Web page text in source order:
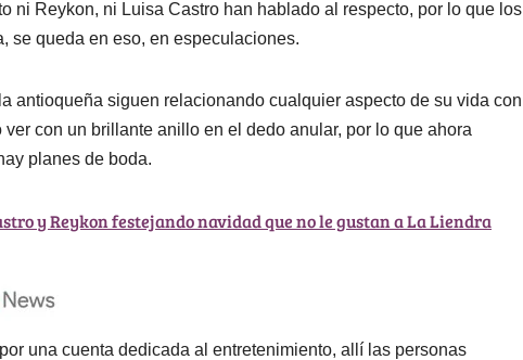
ni Reykon, ni Luisa Castro han hablado al respecto, por lo que los
se queda en eso, en especulaciones.
antioqueña siguen relacionando cualquier aspecto de su vida con
con un brillante anillo en el dedo anular, por lo que ahora
planes de boda.
y Reykon festejando navidad que no le gustan a La Liendra
una cuenta dedicada al entretenimiento, allí las personas